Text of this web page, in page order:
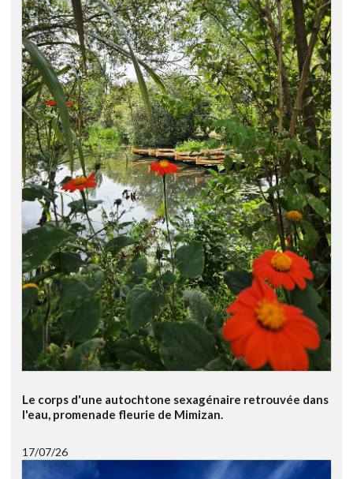
Le corps d'une autochtone sexagénaire retrouvée dans
l'eau, promenade fleurie de Mimizan.
17/07/26